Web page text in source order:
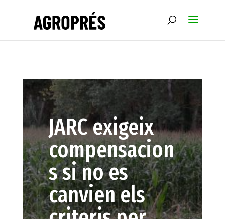
JARC exigeix
compensacion
s si no es
canvien els